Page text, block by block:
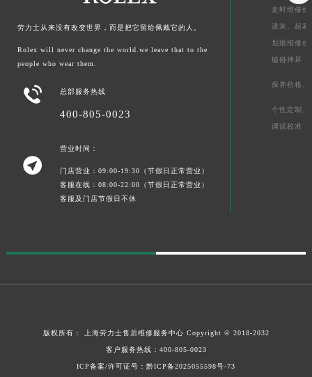
劳力士从来没有改变世界，而是把它留给佩戴它的人。
Rolex will never change the world.we leave that to the
people who wear them.
 总部服务热线
400-805-0023

营业时间：
门店营业：09:00-19:30（节假日正常营业）
客服在线：08:00-22:00（节假日正常营业）
客服及门店节假日不休
走时维修价
进灰、 起雾
划痕维修价
磕碰摔坏
保养价格、
个性定制、
调试校准
版权所有： 上海劳力士售后维修服务中心 Copyright © 2018-2032
客户服务热线： 400-805-0023
ICP备案/许可证号：黔ICP备2025055598号-73